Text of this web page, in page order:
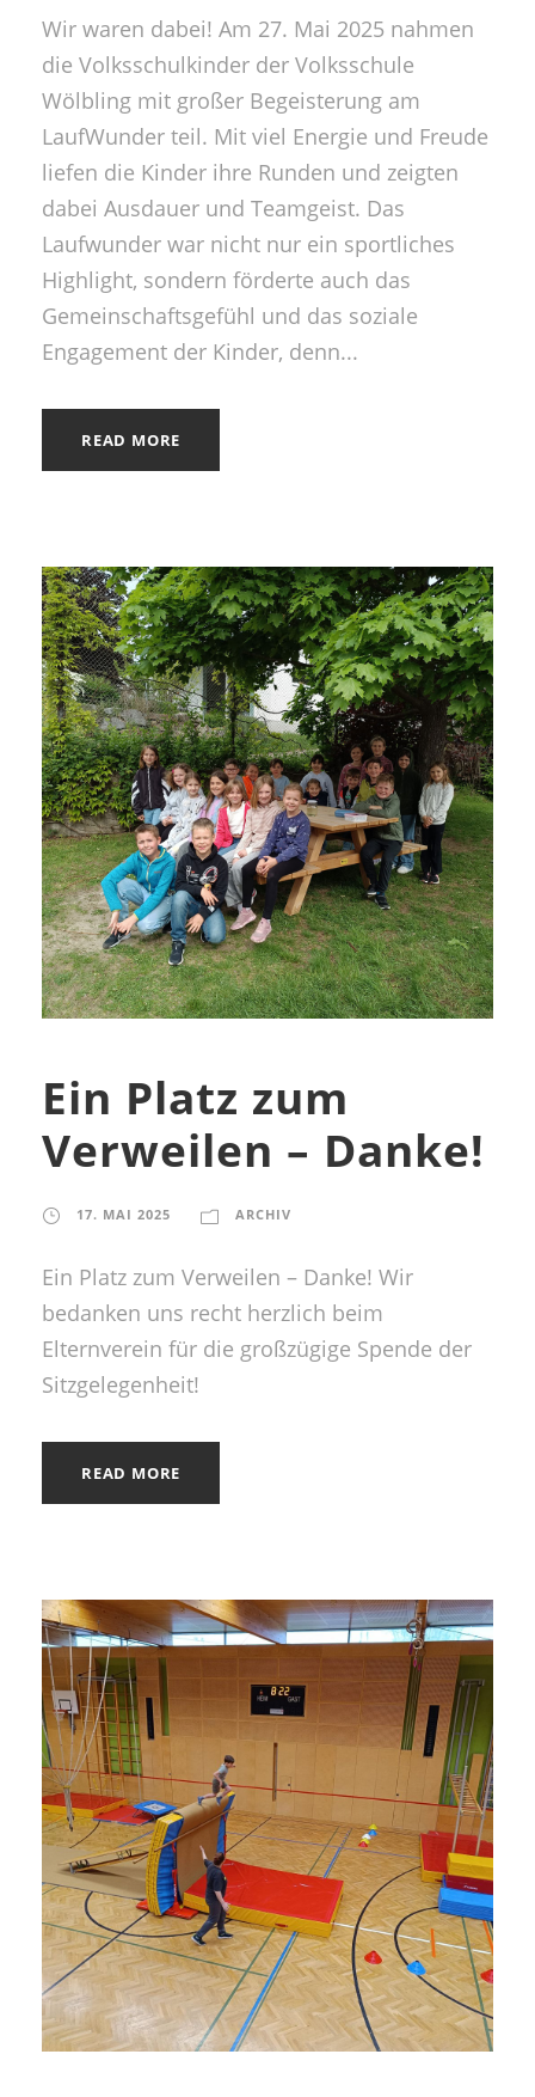
Wir waren dabei! Am 27. Mai 2025 nahmen
die Volksschulkinder der Volksschule
Wölbling mit großer Begeisterung am
LaufWunder teil. Mit viel Energie und Freude
liefen die Kinder ihre Runden und zeigten
dabei Ausdauer und Teamgeist. Das
Laufwunder war nicht nur ein sportliches
Highlight, sondern förderte auch das
Gemeinschaftsgefühl und das soziale
Engagement der Kinder, denn...
READ MORE
Ein Platz zum
Verweilen – Danke!
17. MAI 2025 ARCHIV
Ein Platz zum Verweilen – Danke! Wir
bedanken uns recht herzlich beim
Elternverein für die großzügige Spende der
Sitzgelegenheit!
READ MORE